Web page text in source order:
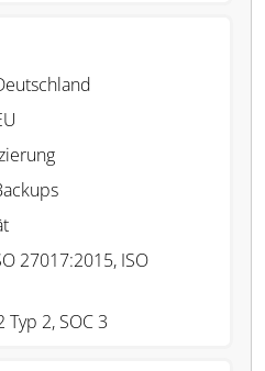
27017:2015, ISO
Typ 2, SOC 3